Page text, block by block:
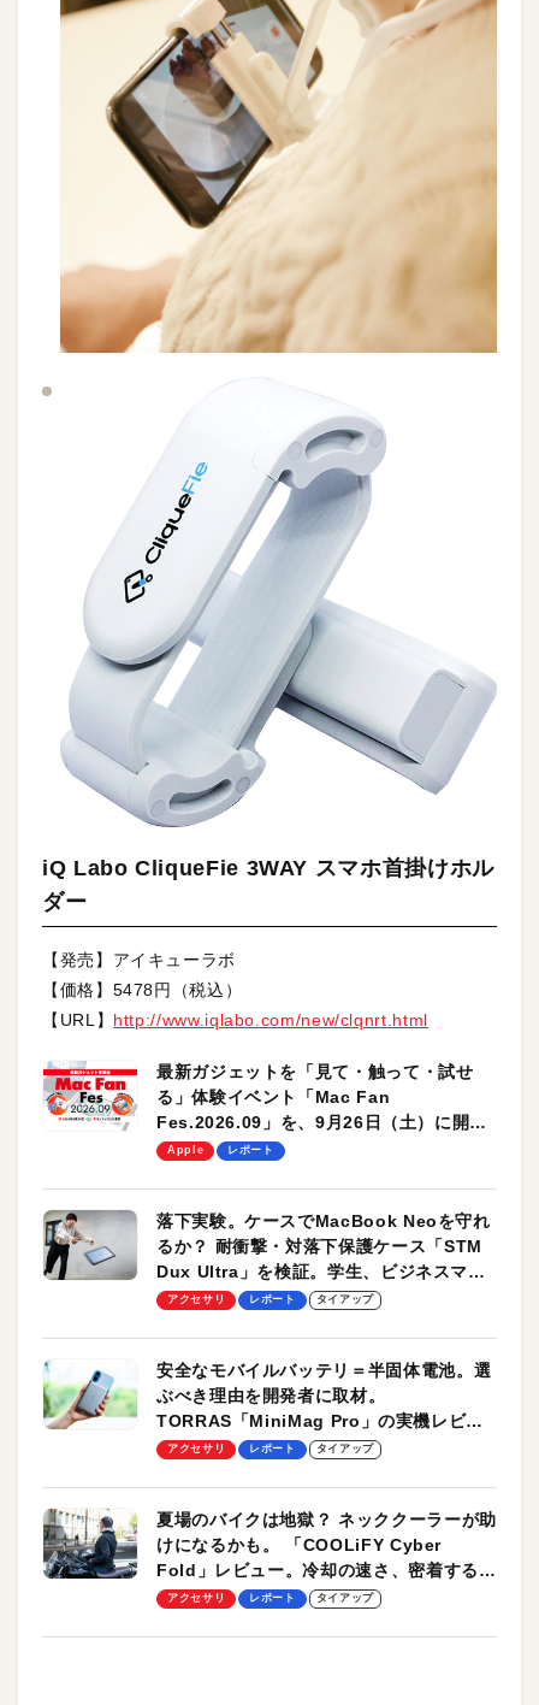
iQ Labo CliqueFie 3WAY スマホ首掛けホル
ダー
【発売】アイキューラボ
【価格】5478円（税込）
【URL】 http://www.iqlabo.com/new/clqnrt.html
最新ガジェットを「見て・触って・試せ
る」体験イベント「Mac Fan
Fes.2026.09」を、9月26日（土）に開催
します！
Apple レポート
落下実験。ケースでMacBook Neoを守れ
るか？ 耐衝撃・対落下保護ケース「STM
Dux Ultra」を検証。学生、ビジネスマン
のモバイルユースに最適！
アクセサリ レポート タイアップ
安全なモバイルバッテリ＝半固体電池。選
ぶべき理由を開発者に取材。
TORRAS「MiniMag Pro」の実機レビュ
ーも
アクセサリ レポート タイアップ
夏場のバイクは地獄？ ネッククーラーが助
けになるかも。 「COOLiFY Cyber
Fold」レビュー。冷却の速さ、密着する冷
却プレート、シンプルな操作性がグッド！
アクセサリ レポート タイアップ